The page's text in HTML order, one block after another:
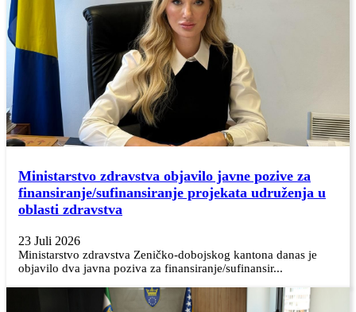
Ministarstvo zdravstva objavilo javne pozive za
finansiranje/sufinansiranje projekata udruženja u
oblasti zdravstva
23 Juli 2026
Ministarstvo zdravstva Zeničko-dobojskog kantona danas je
objavilo dva javna poziva za finansiranje/sufinansir...